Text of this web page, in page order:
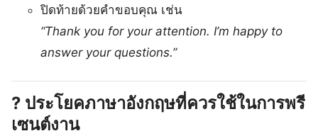
ปิดท้ายด้วยคำขอบคุณ เช่น
“Thank you for your attention. I’m happy to
answer your questions.”
? ประโยคภาษาอังกฤษที่ควรใช้ในการพรี
เซนต์งาน